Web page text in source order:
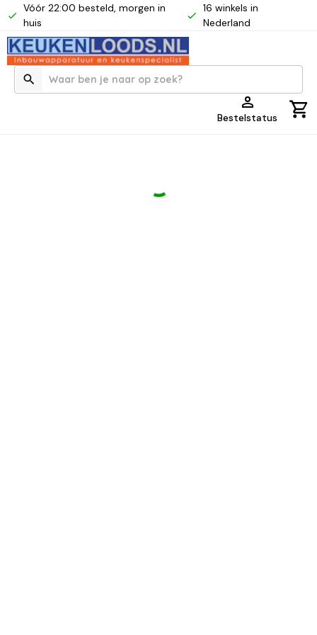
Vóór 22:00 besteld, morgen in
huis
16 winkels in
Nederland
Bestelstatus